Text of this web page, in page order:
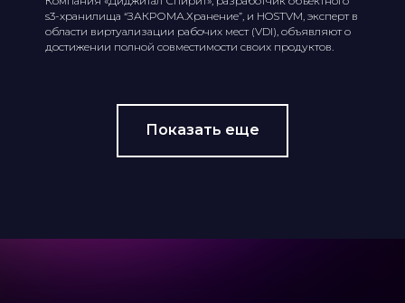
s3-хранилища “ЗАКРОМА.Хранение”, и HOSTVM, эксперт в
области виртуализации рабочих мест (VDI), объявляют о
достижении полной совместимости своих продуктов.
Показать еще